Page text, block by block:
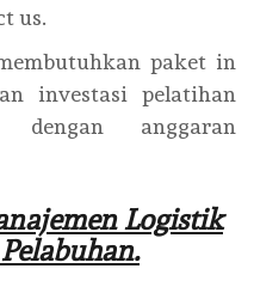
us.
paket in
investasi pelatihan
dengan anggaran
Logistik